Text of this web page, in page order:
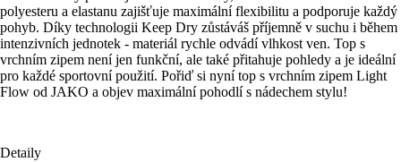
polyesteru a elastanu zajišťuje maximální flexibilitu a podporuje každý
pohyb. Díky technologii Keep Dry zůstáváš příjemně v suchu i během
intenzivních jednotek - materiál rychle odvádí vlhkost ven. Top s
vrchním zipem není jen funkční, ale také přitahuje pohledy a je ideální
pro každé sportovní použití. Pořiď si nyní top s vrchním zipem Light
Flow od JAKO a objev maximální pohodlí s nádechem stylu!
Detaily